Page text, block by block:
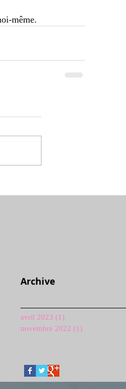
même.
Archive
avril 2023 (1)
novembre 2022 (1)